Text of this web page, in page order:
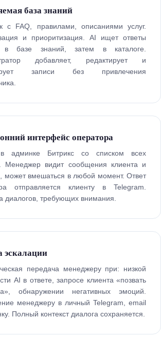
база знаний
с FAQ, правилами, описаниями услуг.
и приоритизация. AI ищет ответы
в базе знаний, затем в каталоге.
добавляет, редактирует и
записи без привлечения
интерфейс оператора
админке Битрикс со списком всех
Менеджер видит сообщения клиента и
может вмешаться в любой момент. Ответ
отправляется клиенту в Telegram.
диалогов, требующих внимания.
эскалации
передача менеджеру при: низкой
AI в ответе, запросе клиента «позвать
обнаружении негативных эмоций.
менеджеру в личный Telegram, email
Полный контекст диалога сохраняется.